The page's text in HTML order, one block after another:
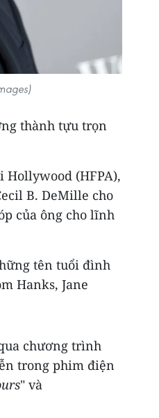
thành tựu trọn
Hollywood (HFPA),
B. DeMille cho
của ông cho lĩnh
tên tuổi đình
Hanks, Jane
chương trình
trong phim điện
" và